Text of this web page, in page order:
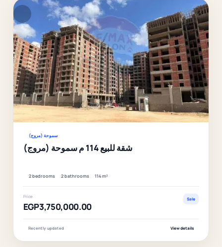
سموحة (مروج)
شقة للبيع 114 م سموحة (مروج)
2 bedrooms 2 bathrooms 114 m²
Price
EGP3,750,000.00
Sale
Recently updated View details